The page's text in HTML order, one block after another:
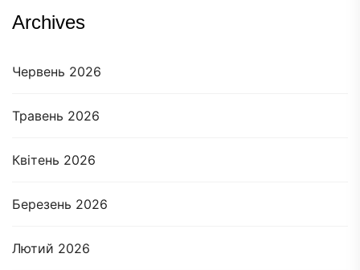
Archives
Червень 2026
Травень 2026
Квітень 2026
Березень 2026
Лютий 2026